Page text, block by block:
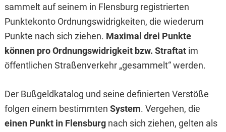
sammelt auf seinem in Flensburg registrierten
Punktekonto Ordnungswidrigkeiten, die wiederum
Punkte nach sich ziehen. Maximal drei Punkte
können pro Ordnungswidrigkeit bzw. Straftatim
öffentlichen Straßenverkehr „gesammelt“ werden.
Der Bußgeldkatalog und seine definierten Verstöße
folgen einem bestimmten System. Vergehen, die
einen Punkt in Flensburgnach sich ziehen, gelten als